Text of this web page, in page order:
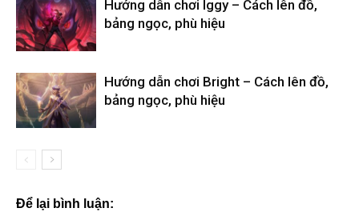
Hướng dẫn chơi Iggy – Cách lên đồ,
bảng ngọc, phù hiệu
Hướng dẫn chơi Bright – Cách lên đồ,
bảng ngọc, phù hiệu
Để lại bình luận: